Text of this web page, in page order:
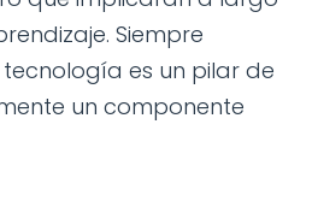
Siempre
es un pilar de
un componente